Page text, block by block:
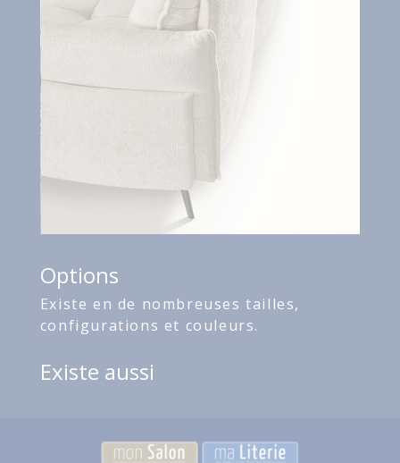
Options
Existe en de nombreuses tailles,
configurations et couleurs.
Existe aussi